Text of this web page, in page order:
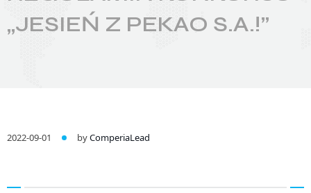
Regulaminy
„JESIEŃ Z PEKAO S.A.!”
2022-09-01 byComperiaLead